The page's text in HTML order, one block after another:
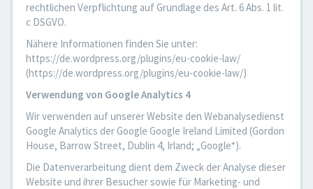
rechtlichen Verpflichtung auf Grundlage des Art. 6 Abs. 1 lit.
c DSGVO.
Nähere Informationen finden Sie unter:
https://de.wordpress.org/plugins/eu-cookie-law/
(https://de.wordpress.org/plugins/eu-cookie-law/)
Verwendung von Google Analytics 4
Wir verwenden auf unserer Website den Webanalysedienst
Google Analytics der Google Google Ireland Limited (Gordon
House, Barrow Street, Dublin 4, Irland; „Google“).
Die Datenverarbeitung dient dem Zweck der Analyse dieser
Website und ihrer Besucher sowie für Marketing- und